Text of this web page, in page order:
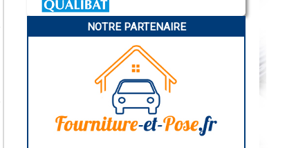
Charleville-Mézières
Pamiers
Narbonne
Brive-la-Gaillarde
NOTRE PARTENAIRE